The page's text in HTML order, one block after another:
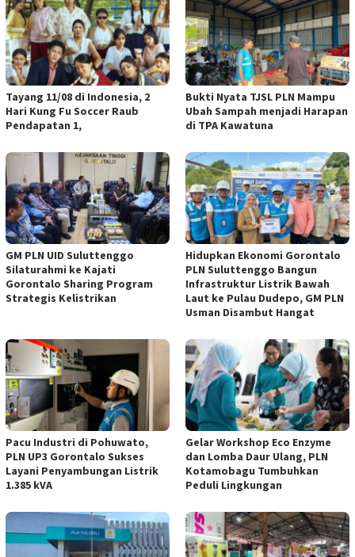
Tayang 11/08 di Indonesia, 2
Hari Kung Fu Soccer Raub
Pendapatan 1,
Bukti Nyata TJSL PLN Mampu
Ubah Sampah menjadi Harapan
di TPA Kawatuna
GM PLN UID Suluttenggo
Silaturahmi ke Kajati
Gorontalo Sharing Program
Strategis Kelistrikan
Hidupkan Ekonomi Gorontalo
PLN Suluttenggo Bangun
Infrastruktur Listrik Bawah
Laut ke Pulau Dudepo, GM PLN
Usman Disambut Hangat
Pacu Industri di Pohuwato,
PLN UP3 Gorontalo Sukses
Layani Penyambungan Listrik
1.385 kVA
Gelar Workshop Eco Enzyme
dan Lomba Daur Ulang, PLN
Kotamobagu Tumbuhkan
Peduli Lingkungan